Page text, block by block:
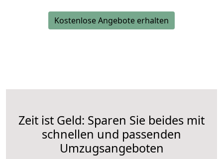
Kostenlose Angebote erhalten
Zeit ist Geld: Sparen Sie beides mit
schnellen und passenden
Umzugsangeboten